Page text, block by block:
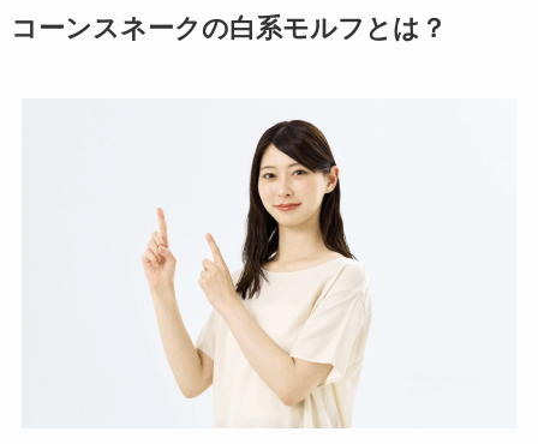
コーンスネークの白系モルフとは？